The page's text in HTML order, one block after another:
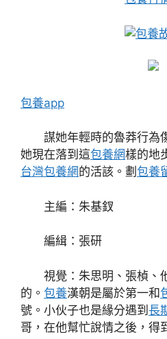
包養
包養app
謀她年輕時的魯莽行為
她現在落到這包養網樣的地
台灣包養網的活該。劃 包養
主編：朱基釵
編緝：張研
視覺：朱思明、張楨、
的。 包養漢朝是屬於第一和
號。小伙子也是緣分遇到 長
哥，在他幫忙說情之後，得